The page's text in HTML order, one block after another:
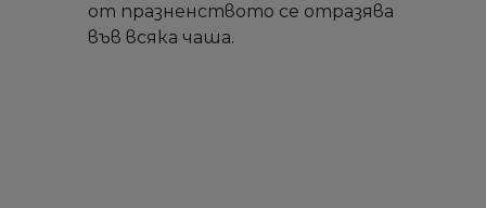
от празненството се отразява
във всяка чаша.